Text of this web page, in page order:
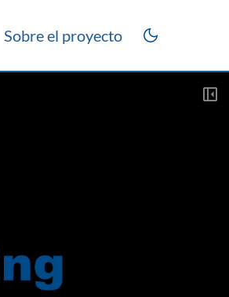
Sobre el proyecto